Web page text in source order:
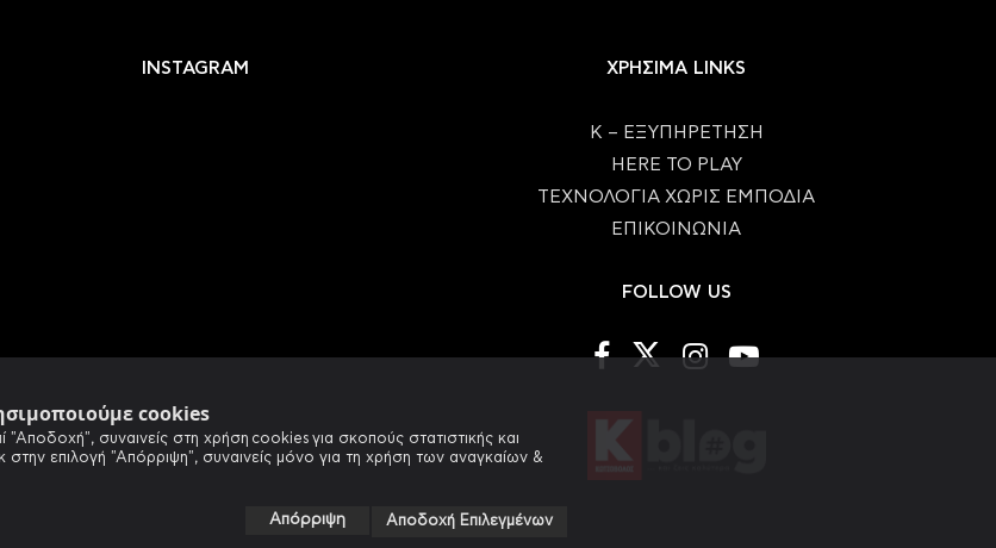
cookies
"Αποδοχή", συναινείς στη χρήση cookies για σκοπούς στατιστικής και
στην επιλογή "Απόρριψη", συναινείς μόνο για τη χρήση των αναγκαίων &
Αποδοχή Επιλεγμένων
Απόρριψη
INSTAGRAM ΧΡΗΣΙΜΑ LINKS
Κ – ΕΞΥΠΗΡΕΤΗΣΗ
HERE TO PLAY
ΤΕΧΝΟΛΟΓΙΑ ΧΩΡΙΣ ΕΜΠΟΔΙΑ
ΕΠΙΚΟΙΝΩΝΙΑ
FOLLOW US